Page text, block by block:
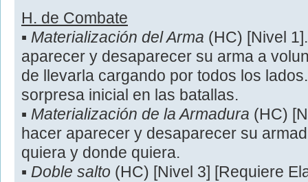
H. de Combate
▪ Materialización del Arma (HC) [Nivel
aparecer y desaparecer su arma a
de llevarla cargando por todos los
sorpresa inicial en las batallas.
▪ Materialización de la Armadura (HC)
hacer aparecer y desaparecer su
quiera y donde quiera.
▪ Doble salto (HC) [Nivel 3] [Requiere